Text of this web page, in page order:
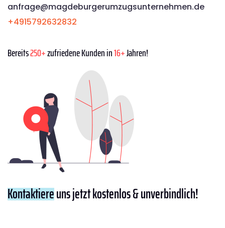
anfrage@magdeburgerumzugsunternehmen.de
+4915792632832
Bereits250+zufriedene Kunden in16+Jahren!
Kontaktiereuns jetzt kostenlos & unverbindlich!